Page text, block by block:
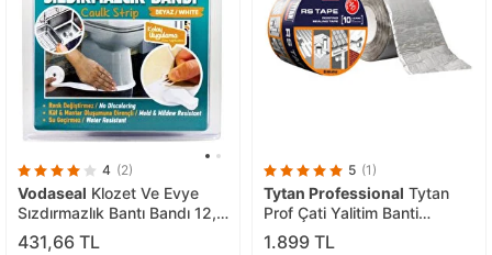
4 (2)
Vodaseal Klozet Ve Evye
Sızdırmazlık Bantı Bandı 12,8
Mm*3,35 Mt
431,66 TL
5 (1)
Tytan Professional Tytan
Prof Çati Yalitim Banti
15cmx10m
1.899 TL